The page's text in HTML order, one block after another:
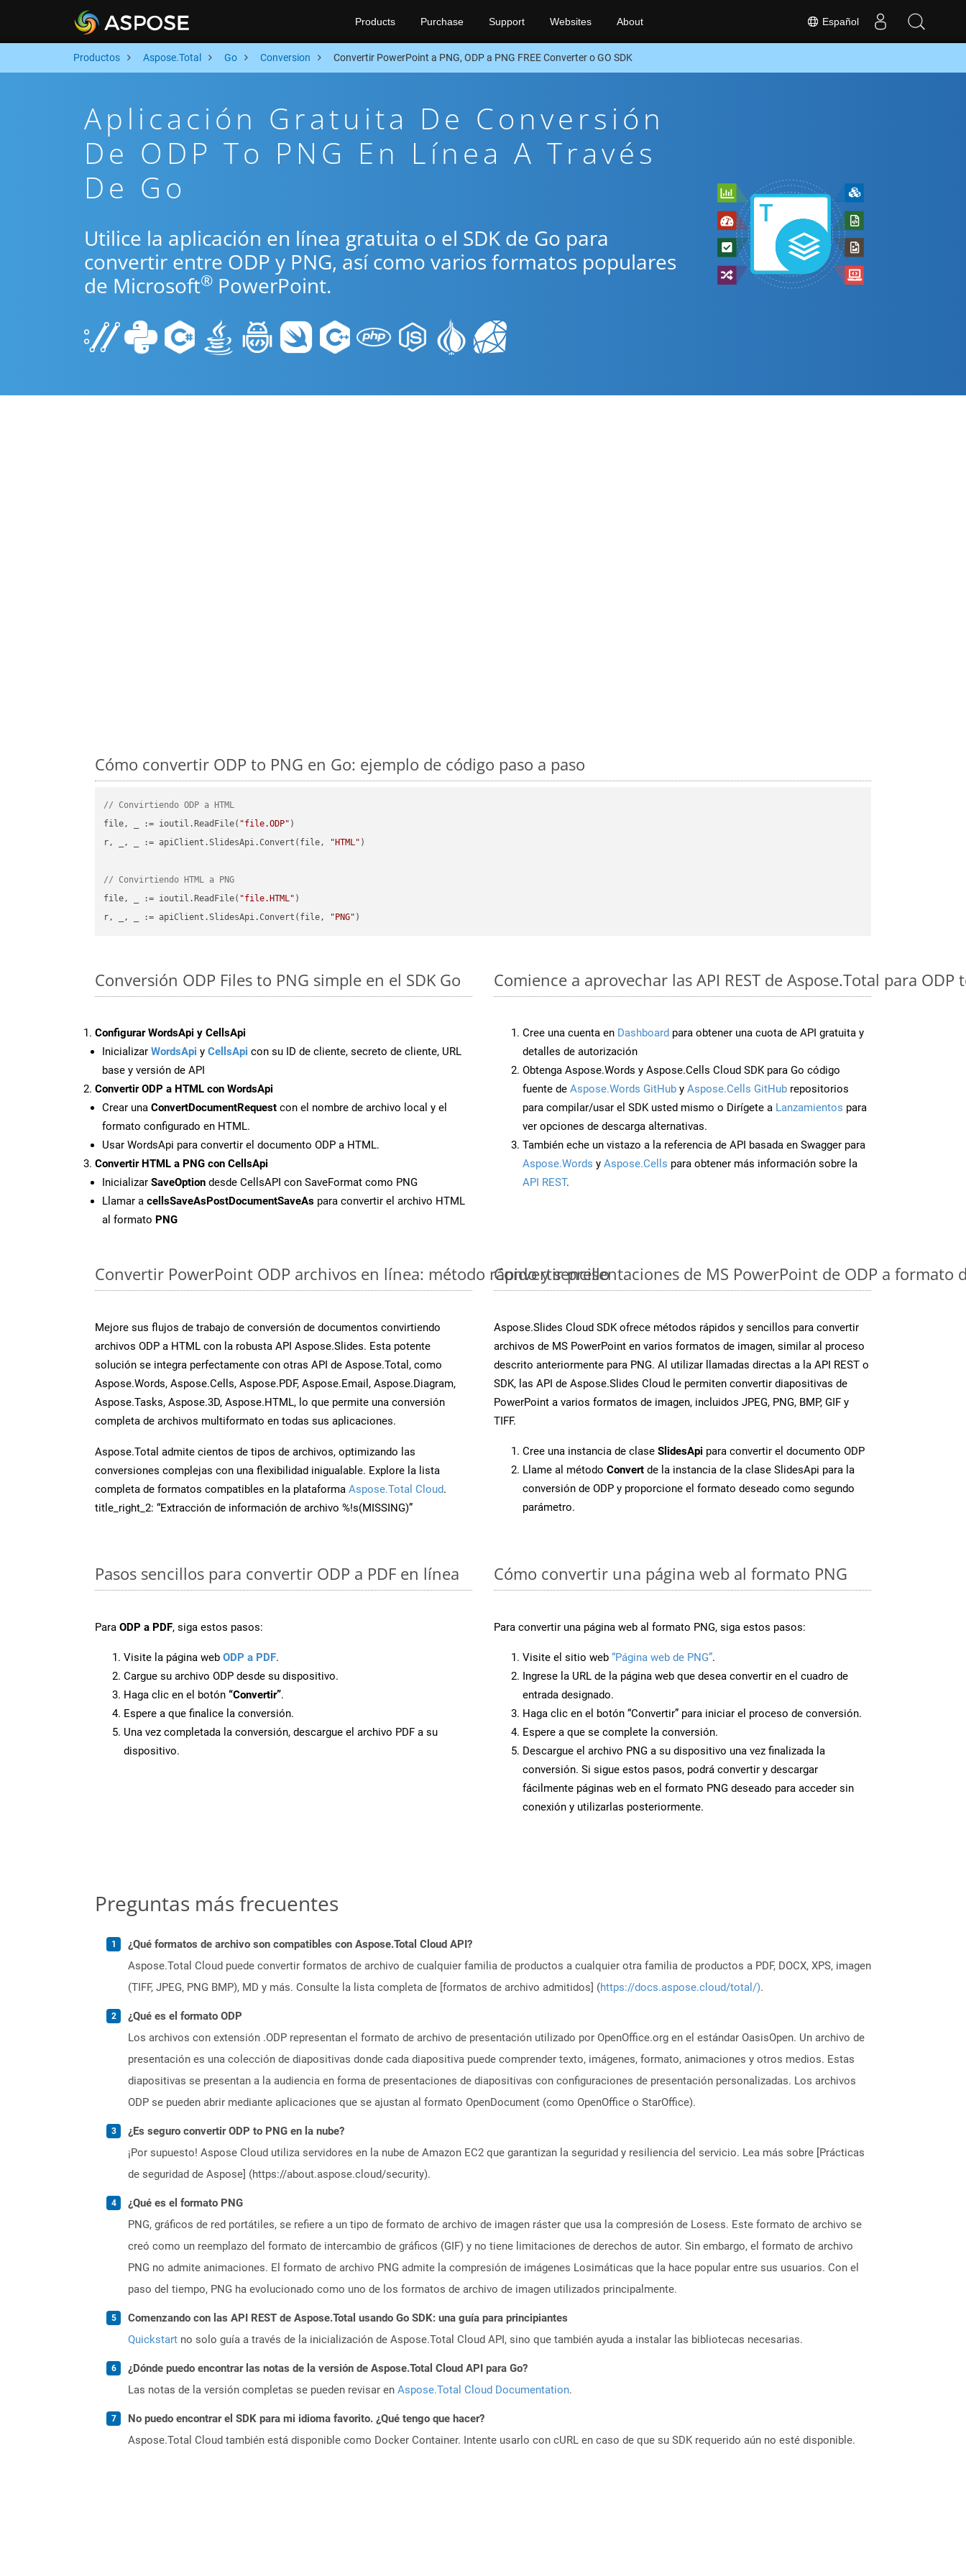
Español
Products Purchase Support Websites About
Productos Aspose.Total Go Conversion Convertir PowerPoint a PNG, ODP a PNG FREE Converter o GO SDK
Aplicación Gratuita De Conversión
De ODP To PNG En Línea A Través
De Go
Utilice la aplicación en línea gratuita o el SDK de Go para
convertir entre ODP y PNG, así como varios formatos populares
de Microsoft® PowerPoint.
Cómo convertir ODP to PNG en Go: ejemplo de código paso a paso
// Convirtiendo ODP a HTML
file, _ := ioutil.ReadFile( "file.ODP" )
r, _, _ := apiClient.SlidesApi.Convert(file,
"HTML" )
// Convirtiendo HTML a PNG
file, _ := ioutil.ReadFile( "file.HTML" )
r, _, _ := apiClient.SlidesApi.Convert(file,
"PNG"
Conversión ODP Files to PNG simple en el SDK Go
Configurar WordsApi y CellsApi
Inicializar WordsApi y CellsApi con su ID de cliente, secreto de cliente, URL
base y versión de API
Convertir ODP a HTML con WordsApi
Crear una ConvertDocumentRequest con el nombre de archivo local y el
formato configurado en HTML.
Usar WordsApi para convertir el documento ODP a HTML.
Convertir HTML a PNG con CellsApi
Inicializar SaveOption desde CellsAPI con SaveFormat como PNG
Llamar a cellsSaveAsPostDocumentSaveAs para convertir el archivo HTML
al formato PNG
Comience a aprovechar las API REST de Aspose.Total para ODP
Cree una cuenta en Dashboard para obtener una cuota de API gratuita y
detalles de autorización
Obtenga Aspose.Words y Aspose.Cells Cloud SDK para Go código
fuente de Aspose.Words GitHub y Aspose.Cells GitHub repositorios
para compilar/usar el SDK usted mismo o Dirígete a Lanzamientos para
ver opciones de descarga alternativas.
También eche un vistazo a la referencia de API basada en Swagger para
Aspose.Words y Aspose.Cells para obtener más información sobre la
API REST.
Convertir PowerPoint ODP archivos en línea: método rápido y sencillo
Mejore sus flujos de trabajo de conversión de documentos convirtiendo
archivos ODP a HTML con la robusta API Aspose.Slides. Esta potente
solución se integra perfectamente con otras API de Aspose.Total, como
Aspose.Words, Aspose.Cells, Aspose.PDF, Aspose.Email, Aspose.Diagram,
Aspose.Tasks, Aspose.3D, Aspose.HTML, lo que permite una conversión
completa de archivos multiformato en todas sus aplicaciones.
Aspose.Total admite cientos de tipos de archivos, optimizando las
conversiones complejas con una flexibilidad inigualable. Explore la lista
completa de formatos compatibles en la plataforma Aspose.Total Cloud.
title_right_2: “Extracción de información de archivo %!s(MISSING)”
Convertir presentaciones de MS PowerPoint de ODP a formato
Aspose.Slides Cloud SDK ofrece métodos rápidos y sencillos para convertir
archivos de MS PowerPoint en varios formatos de imagen, similar al proceso
descrito anteriormente para PNG. Al utilizar llamadas directas a la API REST o
SDK, las API de Aspose.Slides Cloud le permiten convertir diapositivas de
PowerPoint a varios formatos de imagen, incluidos JPEG, PNG, BMP, GIF y
TIFF.
Cree una instancia de clase SlidesApi para convertir el documento ODP
Llame al método Convert de la instancia de la clase SlidesApi para la
conversión de ODP y proporcione el formato deseado como segundo
parámetro.
Pasos sencillos para convertir ODP a PDF en línea
Para ODP a PDF, siga estos pasos:
Visite la página web ODP a PDF.
Cargue su archivo ODP desde su dispositivo.
Haga clic en el botón “Convertir”.
Espere a que finalice la conversión.
Una vez completada la conversión, descargue el archivo PDF a su
dispositivo.
Cómo convertir una página web al formato PNG
Para convertir una página web al formato PNG, siga estos pasos:
Visite el sitio web “Página web de PNG”.
Ingrese la URL de la página web que desea convertir en el cuadro de
entrada designado.
Haga clic en el botón “Convertir” para iniciar el proceso de conversión.
Espere a que se complete la conversión.
Descargue el archivo PNG a su dispositivo una vez finalizada la
conversión. Si sigue estos pasos, podrá convertir y descargar
fácilmente páginas web en el formato PNG deseado para acceder sin
conexión y utilizarlas posteriormente.
Preguntas más frecuentes
¿Qué formatos de archivo son compatibles con Aspose.Total Cloud API?
Aspose.Total Cloud puede convertir formatos de archivo de cualquier familia de productos a cualquier otra familia de productos a PDF, DOCX, XPS, imagen
(TIFF, JPEG, PNG BMP), MD y más. Consulte la lista completa de [formatos de archivo admitidos] (https://docs.aspose.cloud/total/).
¿Qué es el formato ODP
Los archivos con extensión .ODP representan el formato de archivo de presentación utilizado por OpenOffice.org en el estándar OasisOpen. Un archivo de
presentación es una colección de diapositivas donde cada diapositiva puede comprender texto, imágenes, formato, animaciones y otros medios. Estas
diapositivas se presentan a la audiencia en forma de presentaciones de diapositivas con configuraciones de presentación personalizadas. Los archivos
ODP se pueden abrir mediante aplicaciones que se ajustan al formato OpenDocument (como OpenOffice o StarOffice).
¿Es seguro convertir ODP to PNG en la nube?
¡Por supuesto! Aspose Cloud utiliza servidores en la nube de Amazon EC2 que garantizan la seguridad y resiliencia del servicio. Lea más sobre [Prácticas
de seguridad de Aspose] (https://about.aspose.cloud/security).
¿Qué es el formato PNG
PNG, gráficos de red portátiles, se refiere a un tipo de formato de archivo de imagen ráster que usa la compresión de Losess. Este formato de archivo se
creó como un reemplazo del formato de intercambio de gráficos (GIF) y no tiene limitaciones de derechos de autor. Sin embargo, el formato de archivo
PNG no admite animaciones. El formato de archivo PNG admite la compresión de imágenes Losimáticas que la hace popular entre sus usuarios. Con el
paso del tiempo, PNG ha evolucionado como uno de los formatos de archivo de imagen utilizados principalmente.
Comenzando con las API REST de Aspose.Total usando Go SDK: una guía para principiantes
Quickstart no solo guía a través de la inicialización de Aspose.Total Cloud API, sino que también ayuda a instalar las bibliotecas necesarias.
¿Dónde puedo encontrar las notas de la versión de Aspose.Total Cloud API para Go?
Las notas de la versión completas se pueden revisar en Aspose.Total Cloud Documentation.
No puedo encontrar el SDK para mi idioma favorito. ¿Qué tengo que hacer?
Aspose.Total Cloud también está disponible como Docker Container. Intente usarlo con cURL en caso de que su SDK requerido aún no esté disponible.